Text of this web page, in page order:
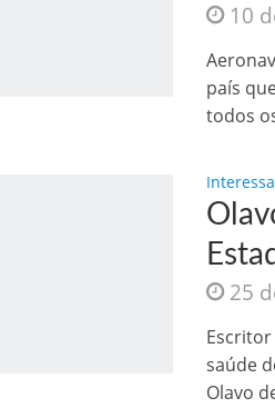
10
país
todos
25
saúde
Olavo